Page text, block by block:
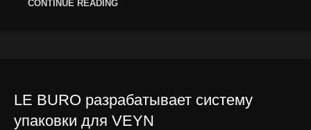
CONTINUE READING
LE BURO разрабатывает систему
упаковки для VEYN